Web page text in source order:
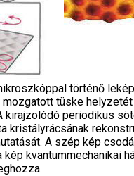
történő
tüske
kirajzolódó periodikus
kristályrácsának
A szép kép
kvantummechanikai